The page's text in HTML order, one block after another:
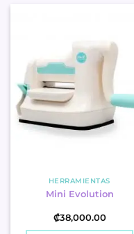
HERRAMIENTAS
Mini Evolution
₡38,000.00